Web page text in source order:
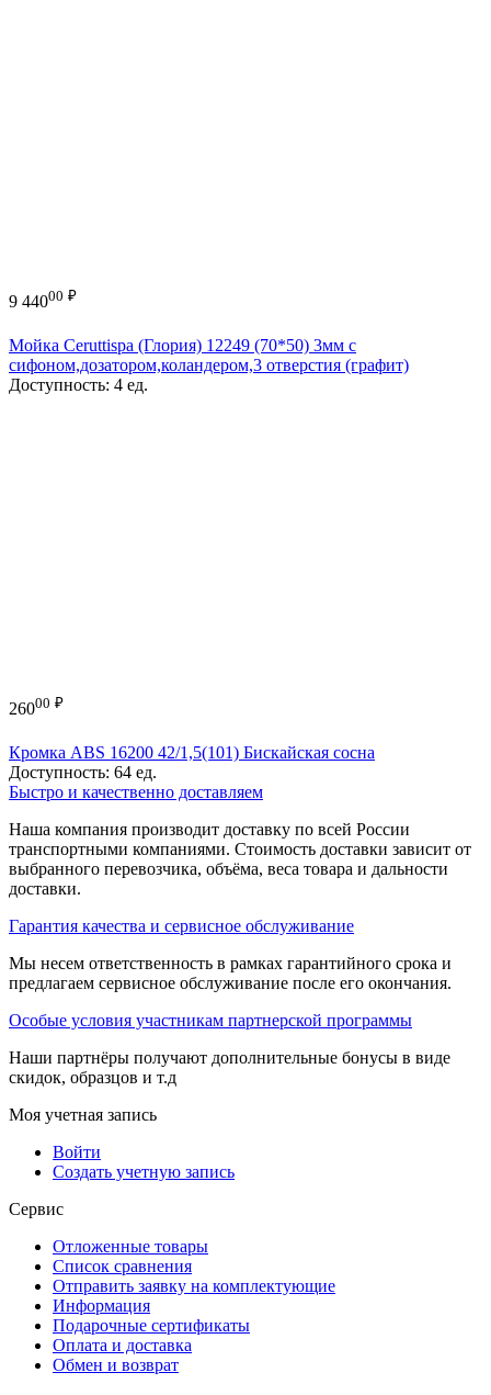
9 44000 ₽
Мойка Ceruttispa (Глория) 12249 (70*50) 3мм с
сифоном,дозатором,коландером,3 отверстия (графит)
Доступность: 4 ед.
26000 ₽
Кромка ABS 16200 42/1,5(101) Бискайская сосна
Доступность: 64 ед.
Быстро и качественно доставляем
Наша компания производит доставку по всей России
транспортными компаниями. Стоимость доставки зависит от
выбранного перевозчика, объёма, веса товара и дальности
доставки.
Гарантия качества и сервисное обслуживание
Мы несем ответственность в рамках гарантийного срока и
предлагаем сервисное обслуживание после его окончания.
Особые условия участникам партнерской программы
Наши партнёры получают дополнительные бонусы в виде
скидок, образцов и т.д
Моя учетная запись
Войти
Создать учетную запись
Сервис
Отложенные товары
Список сравнения
Отправить заявку на комплектующие
Информация
Подарочные сертификаты
Оплата и доставка
Обмен и возврат